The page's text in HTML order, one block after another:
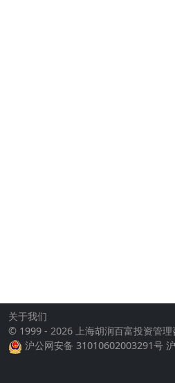
关于我们
© 1999 - 2026 上海胡润百富投资管理
沪公网安备 31010602003291号